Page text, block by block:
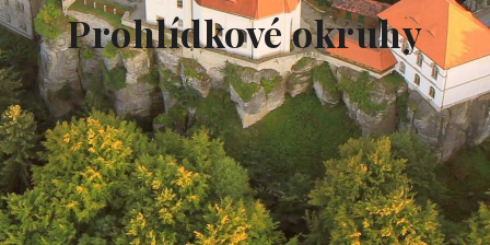
Prohlídkové okruhy